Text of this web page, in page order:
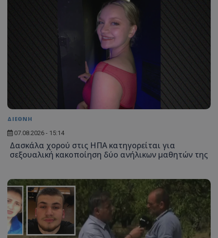
ΔΙΕΘΝΗ
07.08.2026 - 15:14
Δασκάλα χορού στις ΗΠΑ κατηγορείται για
σεξουαλική κακοποίηση δύο ανήλικων μαθητών της